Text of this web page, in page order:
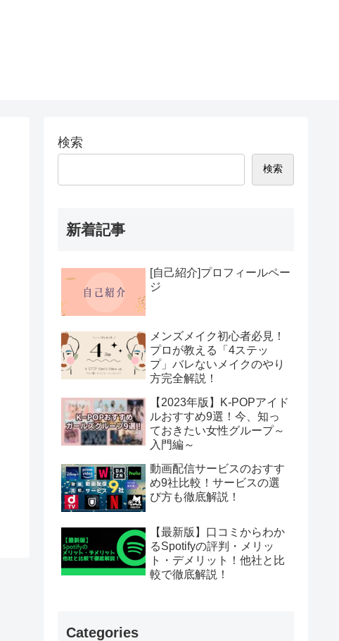
検索
検索
新着記事
[自己紹介]プロフィールペー
ジ
メンズメイク初心者必見！
プロが教える「4ステッ
プ」バレないメイクのやり
方完全解説！
【2023年版】K-POPアイド
ルおすすめ9選！今、知っ
ておきたい女性グループ～
入門編～
動画配信サービスのおすす
め9社比較！サービスの選
び方も徹底解説！
【最新版】口コミからわか
るSpotifyの評判・メリッ
ト・デメリット！他社と比
較で徹底解説！
Categories